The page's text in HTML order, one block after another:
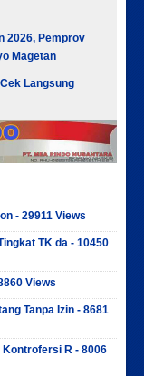
2026, Pemprov
Magetan
Langsung
- 29911 Views
TK da - 10450
Views
Tanpa Izin - 8681
R - 8006